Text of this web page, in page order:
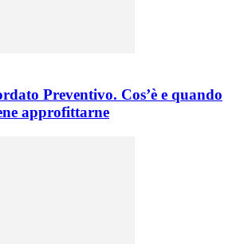
Preventivo. Cos’è e quando
approfittarne